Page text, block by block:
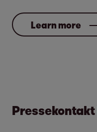
Learn more
Pressekontakt